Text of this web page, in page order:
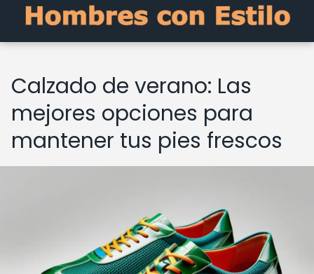
Calzado de verano: Las
mejores opciones para
mantener tus pies frescos